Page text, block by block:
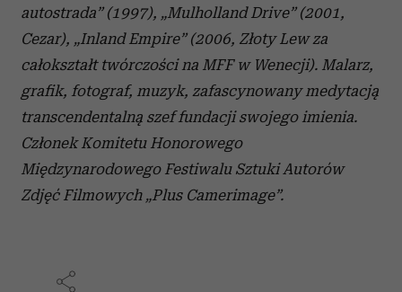
autostrada” (1997), „Mulholland Drive” (2001,
Cezar), „Inland Empire” (2006, Złoty Lew za
całokształt twórczości na MFF w Wenecji). Malarz,
grafik, fotograf, muzyk, zafascynowany medytacją
transcendentalną szef fundacji swojego imienia.
Członek Komitetu Honorowego
Międzynarodowego Festiwalu Sztuki Autorów
Zdjęć Filmowych „Plus Camerimage”.